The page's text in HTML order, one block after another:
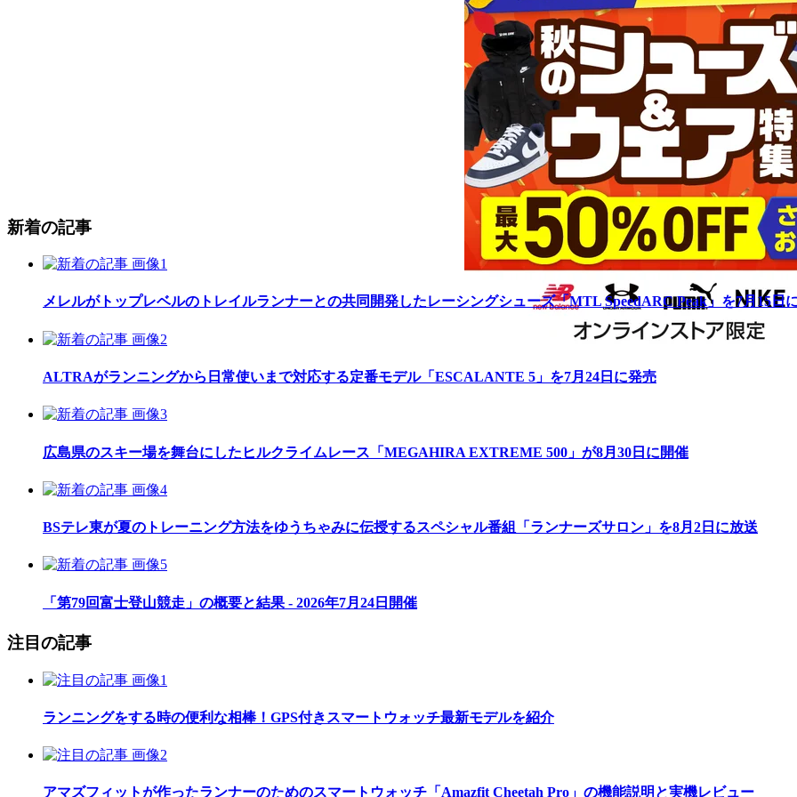
新着の記事
メレルがトップレベルのトレイルランナーとの共同開発したレーシングシューズ「MTL SpeedARC Peak」を7月15日
ALTRAがランニングから日常使いまで対応する定番モデル「ESCALANTE 5」を7月24日に発売
広島県のスキー場を舞台にしたヒルクライムレース「MEGAHIRA EXTREME 500」が8月30日に開催
BSテレ東が夏のトレーニング方法をゆうちゃみに伝授するスペシャル番組「ランナーズサロン」を8月2日に放送
「第79回富士登山競走」の概要と結果 - 2026年7月24日開催
注目の記事
ランニングをする時の便利な相棒！GPS付きスマートウォッチ最新モデルを紹介
アマズフィットが作ったランナーのためのスマートウォッチ「Amazfit Cheetah Pro」の機能説明と実機レビュー